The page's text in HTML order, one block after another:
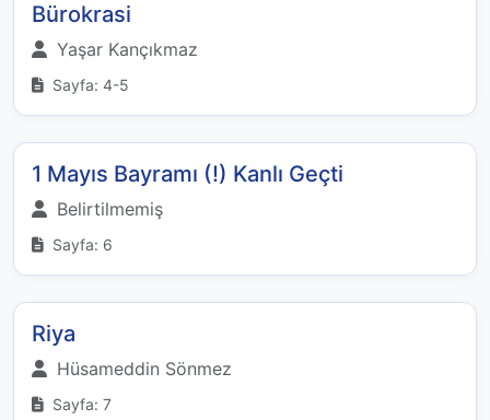
Bürokrasi
Yaşar Kançıkmaz
Sayfa: 4-5
1 Mayıs Bayramı (!) Kanlı Geçti
Belirtilmemiş
Sayfa: 6
Riya
Hüsameddin Sönmez
Sayfa: 7